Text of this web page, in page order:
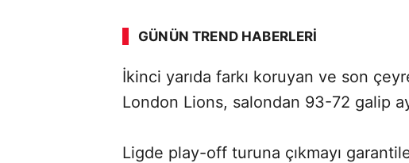
GÜNÜN TREND HABERLERI
SÖZCÜ SON DAKİKA
İkinci yarıda farkı koruyan ve son
London Lions, salondan 93-72 galip
Ligde play-off turuna çıkmayı